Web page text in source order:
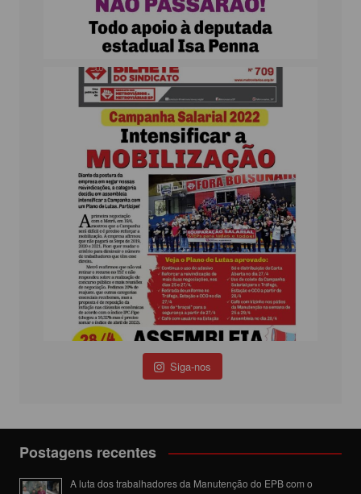
Siga-nos
Postagens recentes
A luta dos trabalhadores da Manutenção do EPB com o